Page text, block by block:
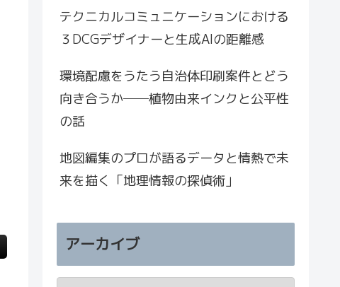
テクニカルコミュニケーションにおける
３DCGデザイナーと生成AIの距離感
環境配慮をうたう自治体印刷案件とどう
向き合うか──植物由来インクと公平性
の話
地図編集のプロが語るデータと情熱で未
来を描く「地理情報の探偵術」
アーカイブ